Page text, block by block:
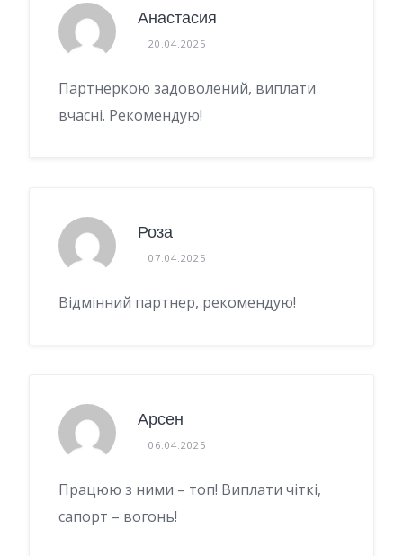
Анастасия
20.04.2025
Партнеркою задоволений, виплати
вчасні. Рекомендую!
Роза
07.04.2025
Відмінний партнер, рекомендую!
Арсен
06.04.2025
Працюю з ними – топ! Виплати чіткі,
сапорт – вогонь!